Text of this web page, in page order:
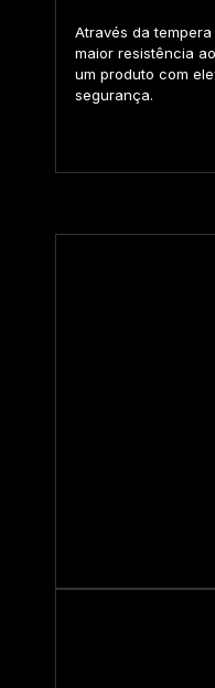
Através da
maior resistência
um produto com
segurança.